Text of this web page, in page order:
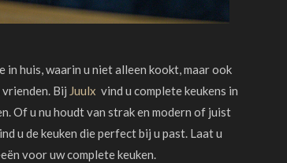
in huis, waarin u niet alleen kookt, maar ook
Bij Juulx vind u complete keukens in
Of u nu houdt van strak en modern of juist
u de keuken die perfect bij u past. Laat u
voor uw complete keuken.